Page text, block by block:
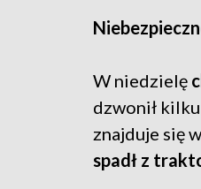
W niedzielę
dzwonił
znajduje się
spadł z